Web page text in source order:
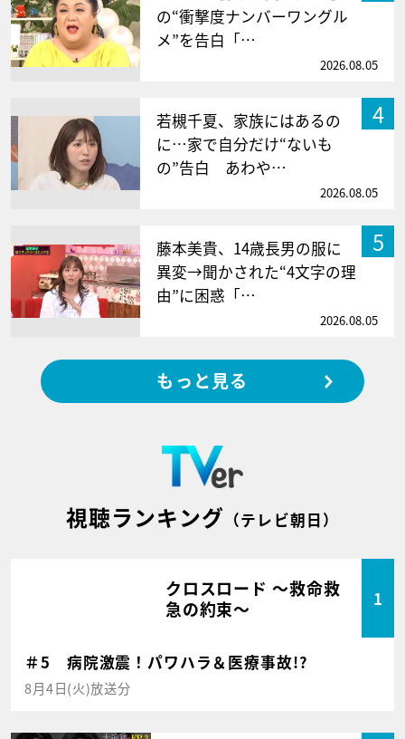
の“衝撃度ナンバーワングル
メ”を告白「…
2026.08.05
4
若槻千夏、家族にはあるの
に…家で自分だけ“ないも
の”告白 あわや…
2026.08.05
5
藤本美貴、14歳長男の服に
異変→聞かされた“4文字の理
由”に困惑「…
2026.08.05
もっと見る
視聴ランキング （テレビ朝日）
クロスロード ～救命救
急の約束～
1
＃5 病院激震！パワハラ＆医療事故!?
8月4日(火)放送分